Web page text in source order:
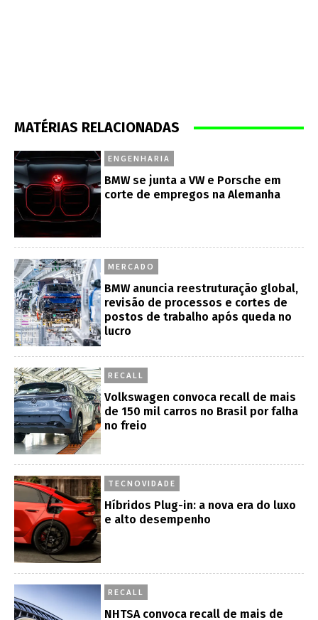
MATÉRIAS RELACIONADAS
ENGENHARIA
BMW se junta a VW e Porsche em
corte de empregos na Alemanha
MERCADO
BMW anuncia reestruturação global,
revisão de processos e cortes de
postos de trabalho após queda no
lucro
RECALL
Volkswagen convoca recall de mais
de 150 mil carros no Brasil por falha
no freio
TECNOVIDADE
Híbridos Plug-in: a nova era do luxo
e alto desempenho
RECALL
NHTSA convoca recall de mais de